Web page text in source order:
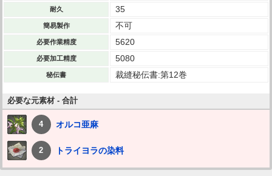
耐久 35
簡易製作 不可
必要作業精度 5620
必要加工精度 5080
秘伝書 裁縫秘伝書:第12巻
必要な元素材 - 合計
4 オルコ亜麻
2 トライヨラの染料